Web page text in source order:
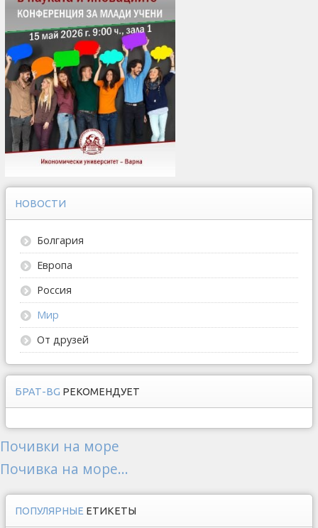
НОВОСТИ
Болгария
Европа
Россия
Мир
От друзей
БРАТ-BG РЕКОМЕНДУЕТ
Почивки на море
Почивка на море...
ПОПУЛЯРНЫЕ ЕТИКЕТЫ